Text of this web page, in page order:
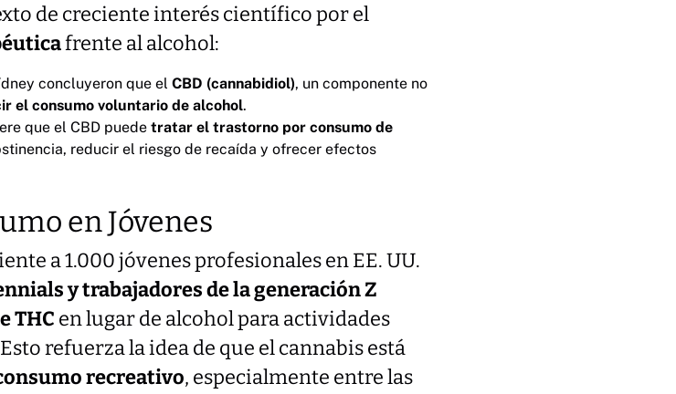
de creciente interés científico por el
frente al alcohol:
concluyeron que el CBD (cannabidiol), un componente no
el consumo voluntario de alcohol.
que el CBD puede tratar el trastorno por consumo de
reducir el riesgo de recaída y ofrecer efectos
en Jóvenes
a 1.000 jóvenes profesionales en EE. UU.
y trabajadores de la generación Z
THC en lugar de alcohol para actividades
refuerza la idea de que el cannabis está
recreativo, especialmente entre las